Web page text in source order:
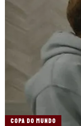
COPA DO MUNDO